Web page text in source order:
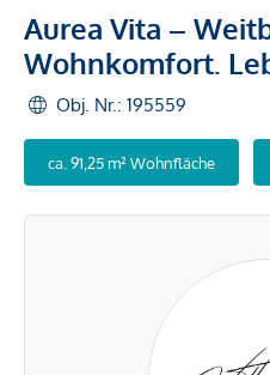
Aurea Vita –
Wohnkomfort.
Obj. Nr.: 195559
ca. 91,25 m² Wohnfläche